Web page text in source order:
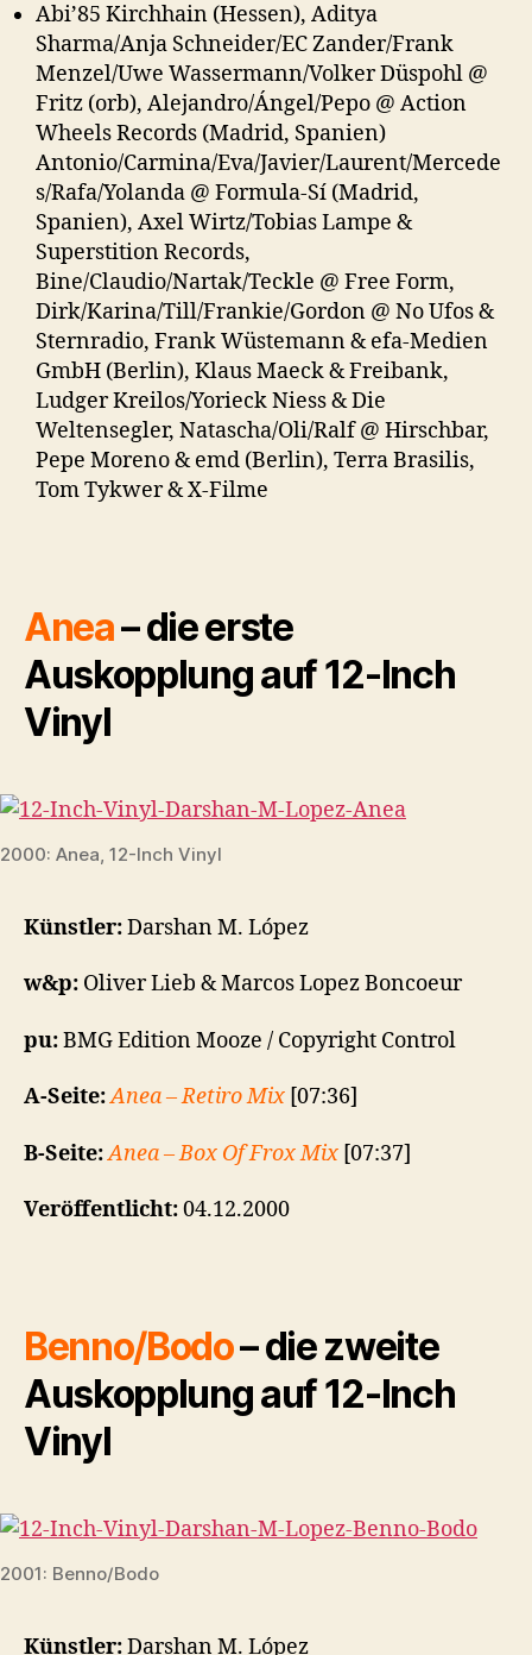
Abi’85 Kirchhain (Hessen), Aditya
Sharma/Anja Schneider/EC Zander/Frank
Menzel/Uwe Wassermann/Volker Düspohl @
Fritz (orb), Alejandro/Ángel/Pepo @ Action
Wheels Records (Madrid, Spanien)
Antonio/Carmina/Eva/Javier/Laurent/Mercede
s/Rafa/Yolanda @ Formula-Sí (Madrid,
Spanien), Axel Wirtz/Tobias Lampe &
Superstition Records,
Bine/Claudio/Nartak/Teckle @ Free Form,
Dirk/Karina/Till/Frankie/Gordon @ No Ufos &
Sternradio, Frank Wüstemann & efa-Medien
GmbH (Berlin), Klaus Maeck & Freibank,
Ludger Kreilos/Yorieck Niess & Die
Weltensegler, Natascha/Oli/Ralf @ Hirschbar,
Pepe Moreno & emd (Berlin), Terra Brasilis,
Tom Tykwer & X-Filme
Anea– die erste
Auskopplung auf 12-Inch
Vinyl
2000: Anea, 12-Inch Vinyl
Künstler:Darshan M. López
w&p: Oliver Lieb & Marcos Lopez Boncoeur
pu:BMG Edition Mooze / Copyright Control
A-Seite:Anea – Retiro Mix [07:36]
B-Seite:Anea – Box Of Frox Mix [07:37]
Veröffentlicht:04.12.2000
Benno/Bodo– die zweite
Auskopplung auf 12-Inch
Vinyl
2001: Benno/Bodo
Künstler:Darshan M. López